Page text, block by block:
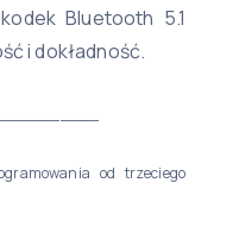
Bluetooth 5.1
i dokładność.
od trzeciego